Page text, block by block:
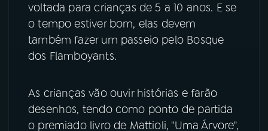
ACOMPANHE A RÁDIO NACIONAL
YouTube Facebook
TikTok
voltada para crianças de 5 a 10 anos. E se
o tempo estiver bom, elas devem
também fazer um passeio pelo Bosque
dos Flamboyants.
As crianças vão ouvir histórias e farão
desenhos, tendo como ponto de partida
o premiado livro de Mattioli, "Uma Árvore",